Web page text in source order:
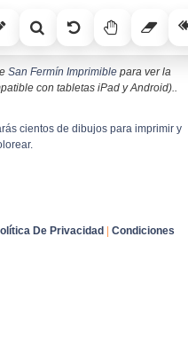
San Fermín Imprimible para ver la
con tabletas iPad y Android)..
cientos de dibujos para imprimir y
De Privacidad
Condiciones